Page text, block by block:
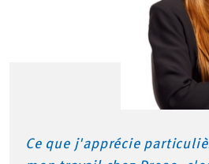
Ce que j'apprécie